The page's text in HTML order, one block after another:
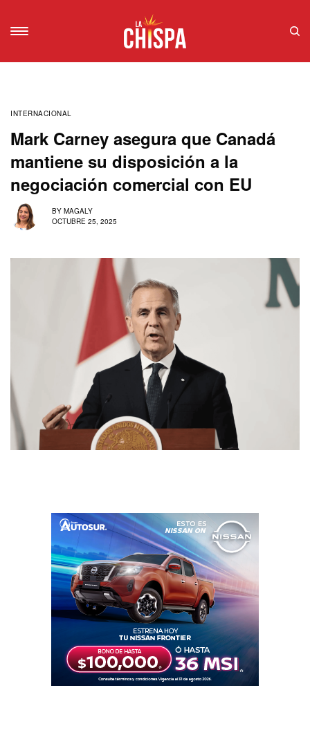
INTERNACIONAL
Mark Carney asegura que Canadá
mantiene su disposición a la
negociación comercial con EU
BY MAGALY
OCTUBRE 25, 2025